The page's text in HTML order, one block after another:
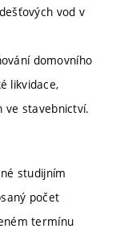
vod v
domovního
likvidace,
ve stavebnictví.
studijním
počet
termínu